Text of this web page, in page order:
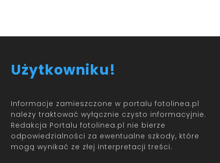
Użytkowniku!
Informacje zamieszczone w portalu fotolinea.pl
należy traktować wyłącznie czysto informacyjnie.
Redakcja Portalu fotolinea.pl nie bierze
odpowiedzialności za ewentualne szkody, które
mogą wynikać ze złej interpretacji treści.